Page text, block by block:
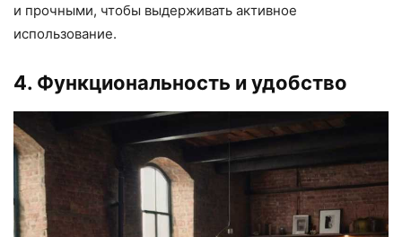
и прочными, чтобы выдерживать активное
использование.
4. Функциональность и удобство